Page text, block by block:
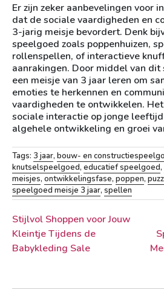
Er zijn zeker aanbevelingen voor
dat de sociale vaardigheden en
3-jarig meisje bevordert. Denk
speelgoed zoals poppenhuizen,
rollenspellen, of interactieve
aanrakingen. Door middel van
een meisje van 3 jaar leren om
emoties te herkennen en
vaardigheden te ontwikkelen.
sociale interactie op jonge
algehele ontwikkeling en groei
Tags: 3 jaar, bouw- en
knutselspeelgoed, educatief speelgoed,
meisjes, ontwikkelingsfase, poppen,
speelgoed meisje 3 jaar, spellen
Berichtnavigatie
Stijlvol Shoppen voor Jouw
Kleintje Tijdens de
Babykleding Sale